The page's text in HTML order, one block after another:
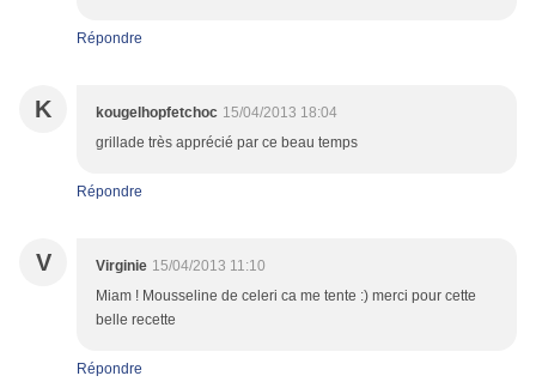
Répondre
K kougelhopfetchoc 15/04/2013 18:04
grillade très apprécié par ce beau temps
Répondre
V Virginie 15/04/2013 11:10
Miam ! Mousseline de celeri ca me tente :) merci pour cette
belle recette
Répondre